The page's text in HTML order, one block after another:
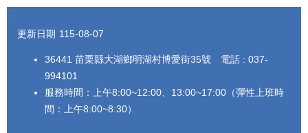
:::
更新日期 115-08-07
36441 苗栗縣大湖鄉明湖村博愛街35號 電話 : 037-
994101
服務時間：上午8:00~12:00、13:00~17:00（彈性上班時
間：上午8:00~8:30）